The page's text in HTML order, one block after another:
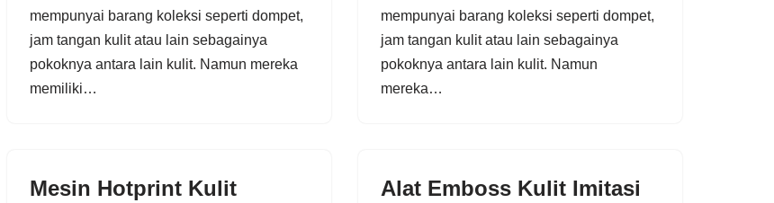
mempunyai barang koleksi seperti dompet,
jam tangan kulit atau lain sebagainya
pokoknya antara lain kulit. Namun mereka
memiliki…
mempunyai barang koleksi seperti dompet,
jam tangan kulit atau lain sebagainya
pokoknya antara lain kulit. Namun
mereka…
Mesin Hotprint Kulit
Alat Emboss Kulit Imitasi